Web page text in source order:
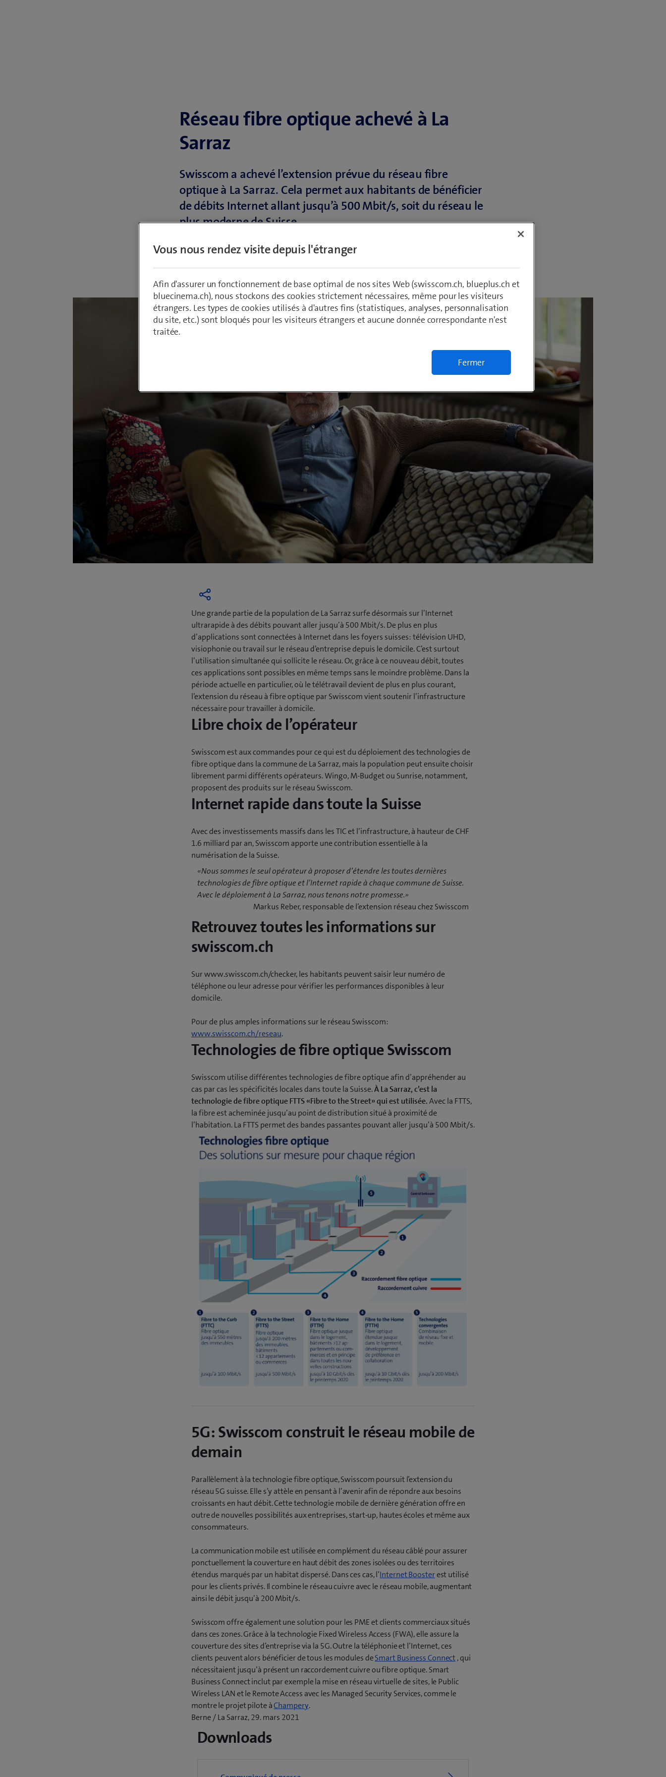
Réseau fibre optique achevé à La
Sarraz
Swisscom a achevé l’extension prévue du réseau fibre
optique à La Sarraz. Cela permet aux habitants de bénéficier
de débits Internet allant jusqu’à 500 Mbit/s, soit du réseau le
plus moderne de Suisse.
Une grande partie de la population de La Sarraz surfe désormais sur l’Internet
ultrarapide à des débits pouvant aller jusqu’à 500 Mbit/s. De plus en plus
d’applications sont connectées à Internet dans les foyers suisses: télévision UHD,
visiophonie ou travail sur le réseau d’entreprise depuis le domicile. C’est surtout
l’utilisation simultanée qui sollicite le réseau. Or, grâce à ce nouveau débit, toutes
ces applications sont possibles en même temps sans le moindre problème. Dans la
période actuelle en particulier, où le télétravail devient de plus en plus courant,
l’extension du réseau à fibre optique par Swisscom vient soutenir l’infrastructure
nécessaire pour travailler à domicile.
Libre choix de l’opérateur
Swisscom est aux commandes pour ce qui est du déploiement des technologies de
fibre optique dans la commune de La Sarraz, mais la population peut ensuite choisir
librement parmi différents opérateurs. Wingo, M-Budget ou Sunrise, notamment,
proposent des produits sur le réseau Swisscom.
Internet rapide dans toute la Suisse
Avec des investissements massifs dans les TIC et l’infrastructure, à hauteur de CHF
1.6 milliard par an, Swisscom apporte une contribution essentielle à la
numérisation de la Suisse.
«Nous sommes le seul opérateur à proposer d’étendre les toutes dernières
technologies de fibre optique et l’Internet rapide à chaque commune de Suisse.
Avec le déploiement à La Sarraz, nous tenons notre promesse.»
Markus Reber, responsable de l’extension réseau chez Swisscom
Retrouvez toutes les informations sur
swisscom.ch
Sur www.swisscom.ch/checker, les habitants peuvent saisir leur numéro de
téléphone ou leur adresse pour vérifier les performances disponibles à leur
domicile.
Pour de plus amples informations sur le réseau Swisscom:
www.swisscom.ch/reseau.
Technologies de fibre optique Swisscom
Swisscom utilise différentes technologies de fibre optique afin d’appréhender au
cas par cas les spécificités locales dans toute la Suisse.À La Sarraz, c’est la
technologie de fibre optique FTTS «Fibre to the Street» qui est utilisée.Avec la FTTS,
la fibre est acheminée jusqu’au point de distribution situé à proximité de
l’habitation. La FTTS permet des bandes passantes pouvant aller jusqu’à 500 Mbit/s.
5G: Swisscom construit le réseau mobile de
demain
Parallèlement à la technologie fibre optique, Swisscom poursuit l’extension du
réseau 5G suisse. Elle s’y attèle en pensant à l’avenir afin de répondre aux besoins
croissants en haut débit. Cette technologie mobile de dernière génération offre en
outre de nouvelles possibilités aux entreprises, start-up, hautes écoles et même aux
consommateurs.
La communication mobile est utilisée en complément du réseau câblé pour assurer
ponctuellement la couverture en haut débit des zones isolées ou des territoires
étendus marqués par un habitat dispersé. Dans ces cas, l’Internet Boosterest utilisé
pour les clients privés. Il combine le réseau cuivre avec le réseau mobile, augmentant
ainsi le débit jusqu’à 200 Mbit/s.
Swisscom offre également une solution pour les PME et clients commerciaux situés
dans ces zones. Grâce à la technologie Fixed Wireless Access (FWA), elle assure la
couverture des sites d’entreprise via la 5G. Outre la téléphonie et l’Internet, ces
clients peuvent alors bénéficier de tous les modules deSmart Business Connect, qui
nécessitaient jusqu’à présent un raccordement cuivre ou fibre optique. Smart
Business Connect inclut par exemple la mise en réseau virtuelle de sites, le Public
Wireless LAN et le Remote Access avec les Managed Security Services, comme le
montre le projet pilote àChampery(.
Berne / La Sarraz, 29. mars 2021
Downloads
Vous nous rendez visite depuis l'étranger
Afin d'assurer un fonctionnement de base optimal de nos sites Web (swisscom.ch, blueplus.ch et
bluecinema.ch), nous stockons des cookies strictement nécessaires, même pour les visiteurs
étrangers. Les types de cookies utilisés à d'autres fins (statistiques, analyses, personnalisation
du site, etc.) sont bloqués pour les visiteurs étrangers et aucune donnée correspondante n'est
traitée.
Fermer